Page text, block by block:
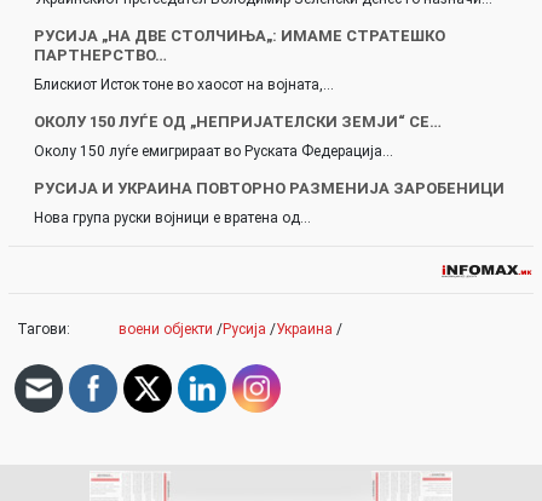
РУСИЈА „НА ДВЕ СТОЛЧИЊА„: ИМАМЕ СТРАТЕШКО
ПАРТНЕРСТВО…
Блискиот Исток тоне во хаосот на војната,…
ОКОЛУ 150 ЛУЃЕ ОД „НЕПРИЈАТЕЛСКИ ЗЕМЈИ“ СЕ…
Околу 150 луѓе емигрираат во Руската Федерација…
РУСИЈА И УКРАИНА ПОВТОРНО РАЗМЕНИЈА ЗАРОБЕНИЦИ
Нова група руски војници е вратена од…
Тагови: воени објекти /Русија /Украина /